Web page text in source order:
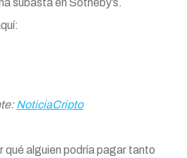
subasta en Sotheby’s.
NoticiaCripto
qué alguien podría pagar tanto